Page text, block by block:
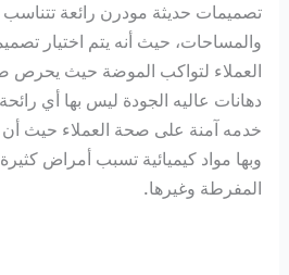
تصميمات حديثة مودرن رائعة تتناسب
والمساحات، حيث أنه يتم اختيار
العملاء لتواكب الموضة حيث يحرص
دهانات عاليه الجودة ليس بها أي
خدمه آمنة على صحة العملاء حيث أن
وبها مواد كيميائية تسبب أمراض
المفرطة وغيرها.